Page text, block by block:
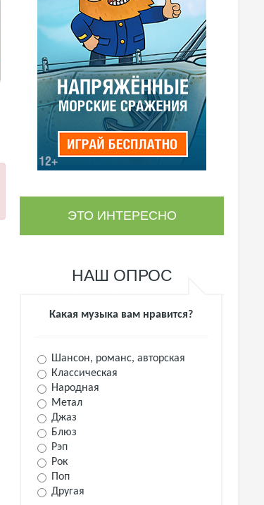
ЭТО ИНТЕРЕСНО
НАШ ОПРОС
Какая музыка вам нравится?
Шансон, романс, авторская
Классическая
Народная
Метал
Джаз
Блюз
Рэп
Рок
Поп
Другая